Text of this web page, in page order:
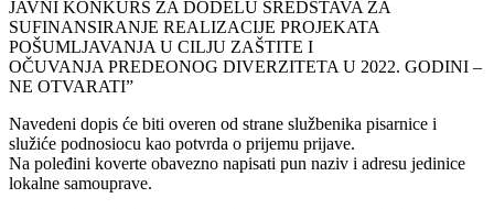
JAVNI KONKURS ZA DODELU SREDSTAVA ZA
SUFINANSIRANJE REALIZACIJE PROJEKATA
POŠUMLJAVANJA U CILJU ZAŠTITE I
OČUVANJA PREDEONOG DIVERZITETA U 2022. GODINI –
NE OTVARATI”
Navedeni dopis će biti overen od strane službenika pisarnice i
služiće podnosiocu kao potvrda o prijemu prijave.
Na poleđini koverte obavezno napisati pun naziv i adresu jedinice
lokalne samouprave.